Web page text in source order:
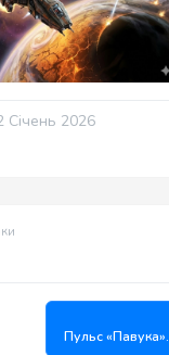
Січень 2026
Пульс